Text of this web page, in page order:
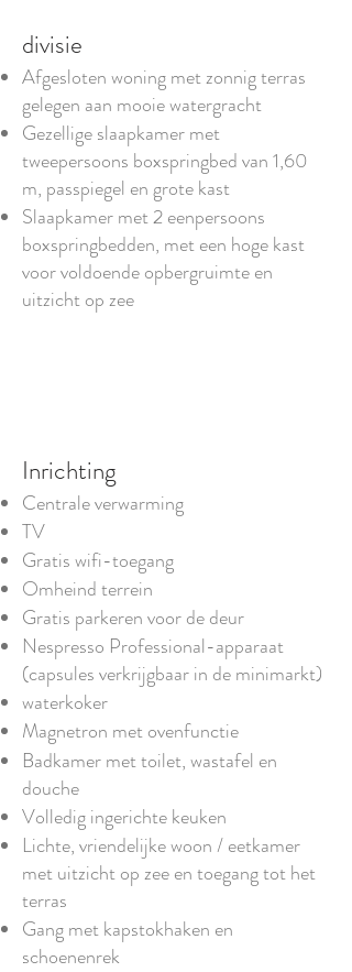
divisie
Afgesloten woning met zonnig terras
gelegen aan mooiewatergracht
Gezellige slaapkamer met
tweepersoons boxspringbed van 1,60
m, passpiegel en grote kast
Slaapkamer met 2 eenpersoons
boxspringbedden, met een hoge kast
voor voldoende opbergruimteen
uitzicht op zee
Inrichting
Centrale verwarming
TV
Gratis wifi-toegang
Omheind terrein
Gratis parkeren voor de deur
Nespresso Professional-apparaat
(capsules verkrijgbaar in de minimarkt)
waterkoker
Magnetron met ovenfunctie
Badkamer met toilet, wastafel en
douche
Volledig ingerichte keuken
Lichte, vriendelijke woon / eetkamer
met uitzicht op zee en toegang tot het
terras
Gang met kapstokhaken en
schoenenrek